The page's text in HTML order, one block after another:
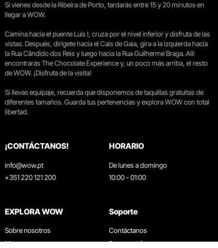
Si vienes desde la Ribeira de Porto, tardarás entre 15 y 20 minutos en
llegar a WOW.
Camina hacia el puente Luís I, cruza por el nivel inferior y disfruta de las
vistas. Después, dirígete hacia el Cais de Gaia, gira a la izquierda hacia
la Rua Cândido dos Reis y luego hacia la Rua Guilherme Braga. Allí
encontrarás The Chocolate Experience y, un poco más arriba, el resto
de WOW. ¡Disfruta de la visita!
Si llevas equipaje, recuerda que disponemos de taquillas gratuitas de
diferentes tamaños. Guarda tus pertenencias y explora WOW con total
libertad.
¡CONTÁCTANOS!
info@wow.pt
+351 220 121 200
HORARIO
De lunes a domingo
10:00 - 01:00
EXPLORA WOW
Sobre nosotros
Museos
Soporte
Contáctanos
Preguntas frecuentes